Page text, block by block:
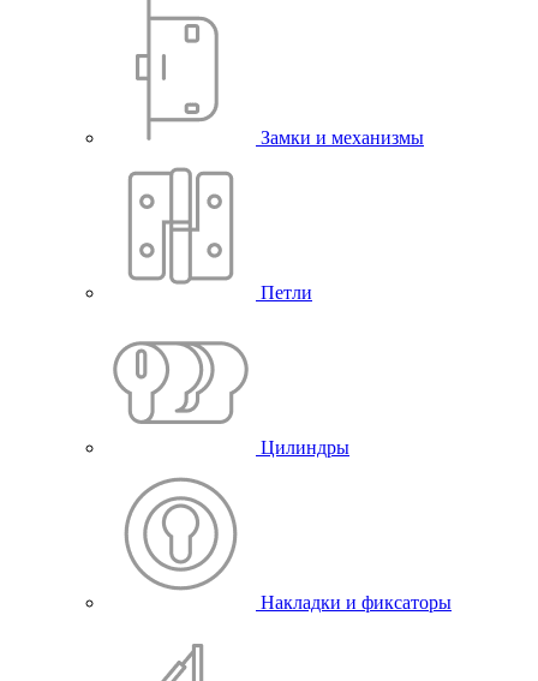
Замки и механизмы
Петли
Цилиндры
Накладки и фиксаторы